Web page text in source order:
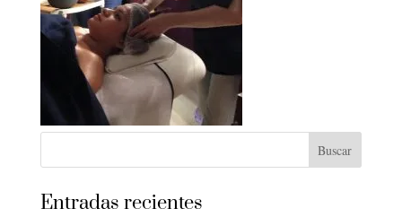
Entradas recientes